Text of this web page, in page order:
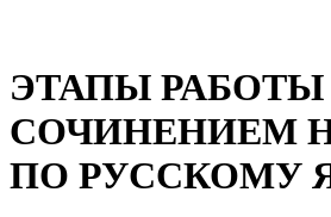
ЭТАПЫ
СОЧИНЕНИЕМ
ПО РУССКОМУ